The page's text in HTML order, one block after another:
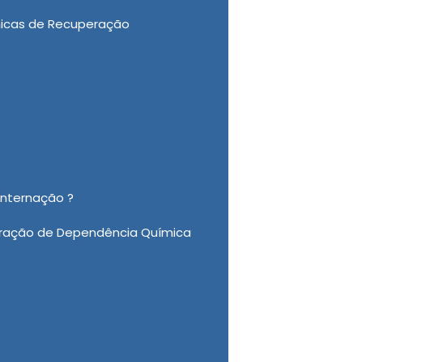
de Recuperação
?
de Dependência Química
Dependente Químico Plano de Saúde e Internação
no ramo de Clínica de Saúde e vem, a cada dia,